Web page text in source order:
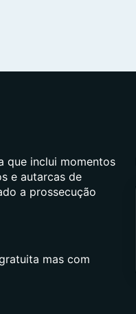
que inclui momentos
e autarcas de
a prossecução
mas com